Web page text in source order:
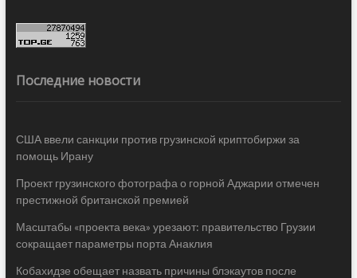
Последние новости
США ввели санкции против грузинской криптобиржи за
помощь Ирану
Проект грузинского фотографа о горной Аджарии отмечен
престижной британской премией
Масштабы «проекта века» урезают: правительство Грузии
сокращает параметры порта Анаклия
Кобахидзе обещает назвать причины блэкаутов после